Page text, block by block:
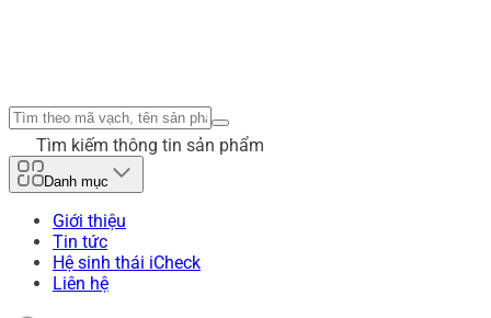
Tìm kiếm thông tin sản phẩm
Danh mục
Giới thiệu
Tin tức
Hệ sinh thái iCheck
Liên hệ